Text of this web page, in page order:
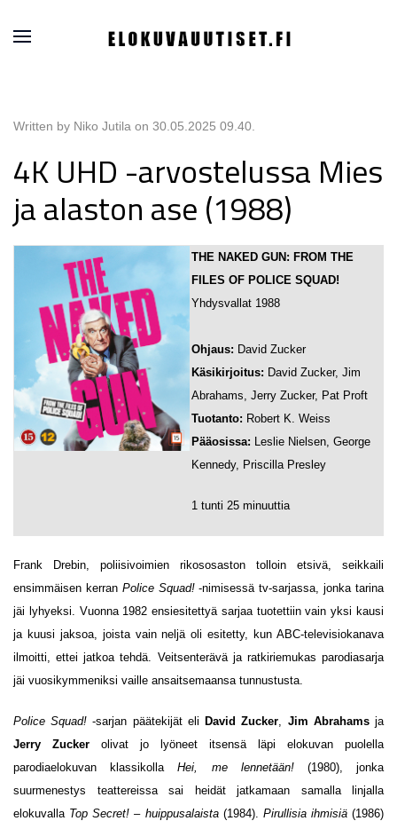
Written by Niko Jutila on 30.05.2025 09.40
4K UHD -arvostelussa Mies
ja alaston ase (1988)
THE NAKED GUN: FROM THE
FILES OF POLICE SQUAD!
Yhdysvallat 1988
Ohjaus: David Zucker
Käsikirjoitus: David Zucker, Jim
Abrahams, Jerry Zucker, Pat Proft
Tuotanto: Robert K. Weiss
Pääosissa: Leslie Nielsen, George
Kennedy, Priscilla Presley
1 tunti 25 minuuttia
Frank Drebin, poliisivoimien rikososaston tolloin etsivä, seikkaili
ensimmäisen kerran Police Squad!-nimisessä tv-sarjassa, jonka tarina
jäi lyhyeksi. Vuonna 1982 ensiesitettyä sarjaa tuotettiin vain yksi kausi
ja kuusi jaksoa, joista vain neljä oli esitetty, kun ABC-televisiokanava
ilmoitti, ettei jatkoa tehdä. Veitsenterävä ja ratkiriemukas parodiasarja
jäi vuosikymmeniksi vaille ansaitsemaansa tunnustusta.
Police Squad! -sarjan päätekijät eli David Zucker, Jim Abrahamsja
Jerry Zucker olivat jo lyöneet itsensä läpi elokuvan puolella
parodiaelokuvan klassikollaHei, me lennetään!(1980), jonka
suurmenestys teattereissa sai heidät jatkamaan samalla linjalla
elokuvalla Top Secret! – huippusalaista(1984). Pirullisia ihmisiä(1986)